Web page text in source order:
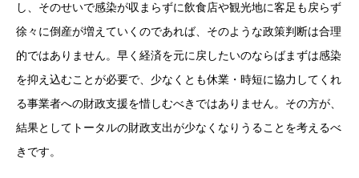
し、そのせいで感染が収まらずに飲食店や観光地に客足も戻らず
徐々に倒産が増えていくのであれば、そのような政策判断は合理
的ではありません。早く経済を元に戻したいのならばまずは感染
を抑え込むことが必要で、少なくとも休業・時短に協力してくれ
る事業者への財政支援を惜しむべきではありません。その方が、
結果としてトータルの財政支出が少なくなりうることを考えるべ
きです。